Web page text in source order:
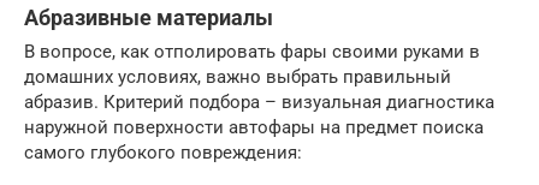
Абразивные материалы
В вопросе, как отполировать фары своими руками в
домашних условиях, важно выбрать правильный
абразив. Критерий подбора – визуальная диагностика
наружной поверхности автофары на предмет поиска
самого глубокого повреждения: